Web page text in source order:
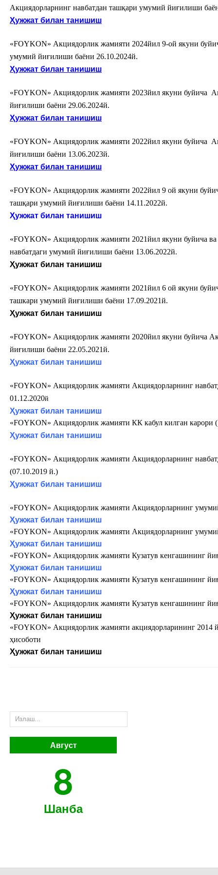
Акциядорларнинг навбатдан ташқари умумий йиғилиши
Ҳужжат билан танишиш
«FOYKON» Акциядорлик жамияти 2024йил 9-ой якуни
умумий йиғилиши баёни 26.10.2024й.
Ҳужжат билан танишиш
«FOYKON» Акциядорлик жамияти 2023йил якуни буйича
йиғилиши баёни 29.06.2024й.
Ҳужжат билан танишиш
«FOYKON» Акциядорлик жамияти 2022йил якуни буйича
йиғилиши баёни 13.06.2023й.
Ҳужжат билан танишиш
«FOYKON» Акциядорлик жамияти 2022йил 9 ой якуни
ташқари умумий йиғилиши баёни 14.11.2022й.
Ҳужжат билан танишиш
«FOYKON» Акциядорлик жамияти 2021йил якуни буйича
навбатдаги умумий йиғилиши баёни 13.06.2022й.
Ҳужжат билан танишиш
«FOYKON» Акциядорлик жамияти 2021йил 6 ой якуни
ташкари умумий йиғилиши баёни 17.09.2021й.
Ҳужжат билан танишиш
«FOYKON» Акциядорлик жамияти 2020йил якуни буйича
йиғилиши баёни 22.05.2021й.
Ҳужжат билан танишиш
«FOYKON» Акциядорлик жамияти Акциядорларнинг
01.12.2020й
Ҳужжат билан танишиш
«FOYKON» Акциядорлик жамияти КК кабул килган карори
Ҳужжат билан танишиш
«FOYKON» Акциядорлик жамияти Акциядорларнинг
(07.10.2019 й.)
Ҳужжат билан танишиш
«FOYKON» Акциядорлик жамияти Акциядорларнинг
Ҳужжат билан танишиш
«FOYKON» Акциядорлик жамияти Акциядорларнинг
Ҳужжат билан танишиш
«FOYKON» Акциядорлик жамияти Кузатув кенгашининг
Ҳужжат билан танишиш
«FOYKON» Акциядорлик жамияти Кузатув кенгашининг
Ҳужжат билан танишиш
«FOYKON» Акциядорлик жамияти Кузатув кенгашининг
Ҳужжат билан танишиш
«FOYKON» Акциядорлик жамияти акциядорларининг
ҳисоботи
Ҳужжат билан танишиш
Август
8
Шанба